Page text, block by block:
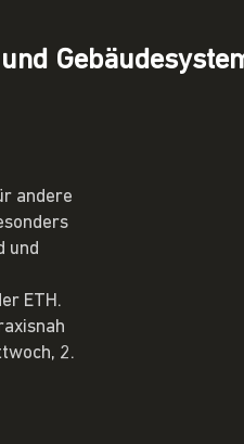
andere
und
ETH.
2.